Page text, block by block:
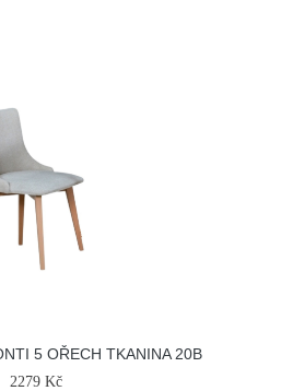
5 OŘECH TKANINA 20B
2279 Kč